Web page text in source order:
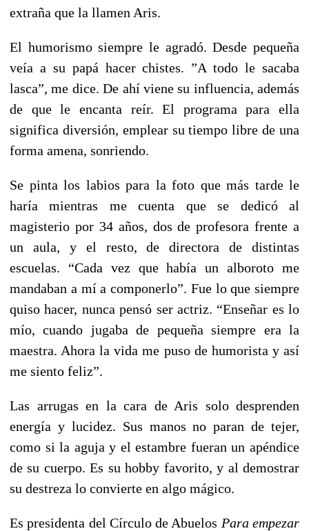
extraña que la llamen Aris.
El humorismo siempre le agradó. Desde pequeña
veía a su papá hacer chistes. ”A todo le sacaba
lasca”, me dice. De ahí viene su influencia, además
de que le encanta reír. El programa para ella
significa diversión, emplear su tiempo libre de una
forma amena, sonriendo.
Se pinta los labios para la foto que más tarde le
haría mientras me cuenta que se dedicó al
magisterio por 34 años, dos de profesora frente a
un aula, y el resto, de directora de distintas
escuelas. “Cada vez que había un alboroto me
mandaban a mí a componerlo”. Fue lo que siempre
quiso hacer, nunca pensó ser actriz. “Enseñar es lo
mío, cuando jugaba de pequeña siempre era la
maestra. Ahora la vida me puso de humorista y así
me siento feliz”.
Las arrugas en la cara de Aris solo desprenden
energía y lucidez. Sus manos no paran de tejer,
como si la aguja y el estambre fueran un apéndice
de su cuerpo. Es su hobby favorito, y al demostrar
su destreza lo convierte en algo mágico.
Es presidenta del Círculo de Abuelos Para empezar